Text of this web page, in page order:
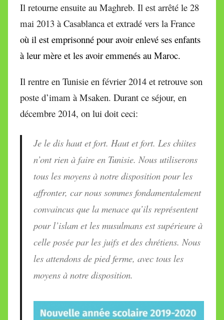
Il retourne ensuite au Maghreb. Il est arrêté le 28
mai 2013 à Casablanca et extradé vers la France
où il est emprisonné pour avoir enlevé ses enfants
à leur mère et les avoir emmenés au Maroc.
Il rentre en Tunisie en février 2014 et retrouve son
poste d’imam à Msaken. Durant ce séjour, en
décembre 2014, on lui doit ceci:
Je le dis haut et fort. Haut et fort. Les chiites
n’ont rien à faire en Tunisie. Nous utiliserons
tous les moyens à notre disposition pour les
affronter, car nous sommes fondamentalement
convaincus que la menace qu’ils représentent
pour l’islam et les musulmans est supérieure à
celle posée par les juifs et des chrétiens. Nous
les attendons de pied ferme, avec tous les
moyens à notre disposition.